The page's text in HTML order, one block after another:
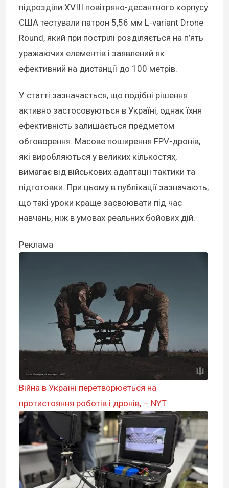
підрозділи XVIII повітряно-десантного корпусу
США тестували патрон 5,56 мм L-variant Drone
Round, який при пострілі розділяється на п’ять
уражаючих елементів і заявлений як
ефективний на дистанції до 100 метрів.
У статті зазначається, що подібні рішення
активно застосовуються в Україні, однак їхня
ефективність залишається предметом
обговорення. Масове поширення FPV-дронів,
які виробляються у великих кількостях,
вимагає від військових адаптації тактики та
підготовки. При цьому в публікації зазначають,
що такі уроки краще засвоювати під час
навчань, ніж в умовах реальних бойових дій.
Реклама
Війна в Україні перетворюється на
протистояння роботів і дронів, – NYT